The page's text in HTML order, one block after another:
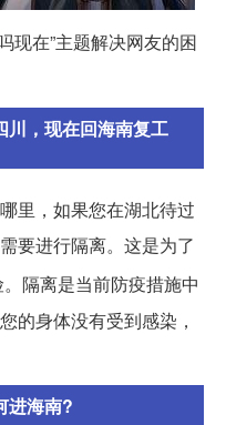
现在”主题解决网友的困
川，现在回海南复工
里，如果您在湖北待过
要进行隔离。这是为了
隔离是当前防疫措施中
的身体没有受到感染，
进海南?